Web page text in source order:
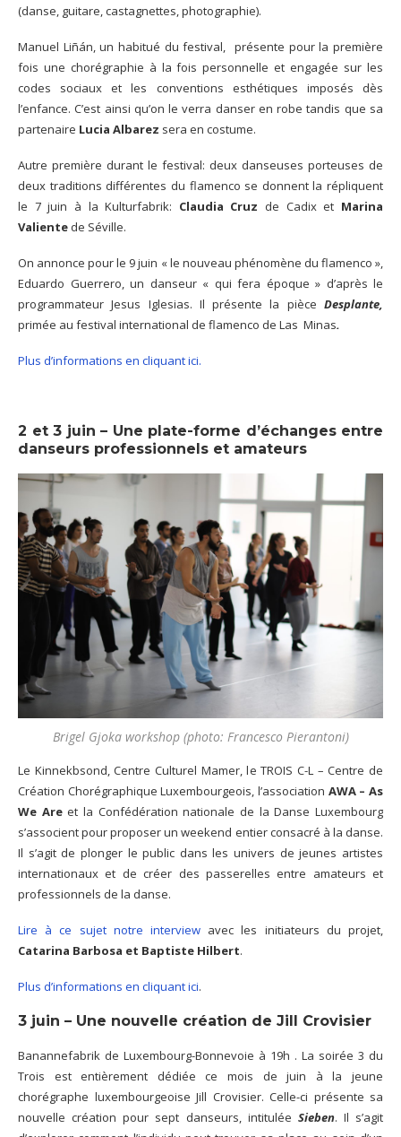
(danse, guitare, castagnettes, photographie).
Manuel Liñán, un habitué du festival, présente pour la première
fois une chorégraphie à la fois personnelle et engagée sur les
codes sociaux et les conventions esthétiques imposés dès
l’enfance. C’est ainsi qu’on le verra danser en robe tandis que sa
partenaire Lucia Albarez sera en costume.
Autre première durant le festival: deux danseuses porteuses de
deux traditions différentes du flamenco se donnent la répliquent
le 7 juin à la Kulturfabrik: Claudia Cruz de Cadix et Marina
Valiente de Séville.
On annonce pour le 9 juin « le nouveau phénomène du flamenco »,
Eduardo Guerrero, un danseur « qui fera époque » d’après le
programmateur Jesus Iglesias. Il présente la pièce Desplante,
primée au festival international de flamenco de Las Minas.
Plus d’informations en cliquant ici.
2 et 3 juin – Une plate-forme d’échanges entre
danseurs professionnels et amateurs
Brigel Gjoka workshop (photo: Francesco Pierantoni)
Le Kinnekbsond, Centre Culturel Mamer, le TROIS C-L – Centre de
Création Chorégraphique Luxembourgeois, l’association AWA – As
We Areet la Confédération nationale de la Danse Luxembourg
s’associent pour proposer un weekend entier consacré à la danse.
Il s’agit de plonger le public dans les univers de jeunes artistes
internationaux et de créer des passerelles entre amateurs et
professionnels de la danse.
Lire à ce sujet notre interview avec les initiateurs du projet,
Catarina Barbosa et Baptiste Hilbert.
Plus d’informations en cliquant ici.
3 juin – Une nouvelle création de Jill Crovisier
Banannefabrik de Luxembourg-Bonnevoie à 19h . La soirée 3 du
Trois est entièrement dédiée ce mois de juin à la jeune
chorégraphe luxembourgeoise Jill Crovisier. Celle-ci présente sa
nouvelle création pour sept danseurs, intitulée Sieben. Il s’agit